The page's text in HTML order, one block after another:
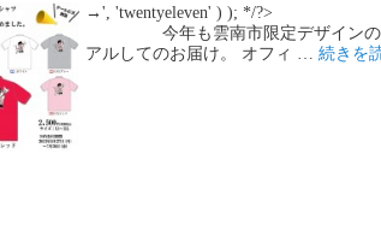
→', 'twentyeleven' ) ); */?>
今年も雲南市限定デザインの吉
アルしてのお届け。 オフィ … 続きを